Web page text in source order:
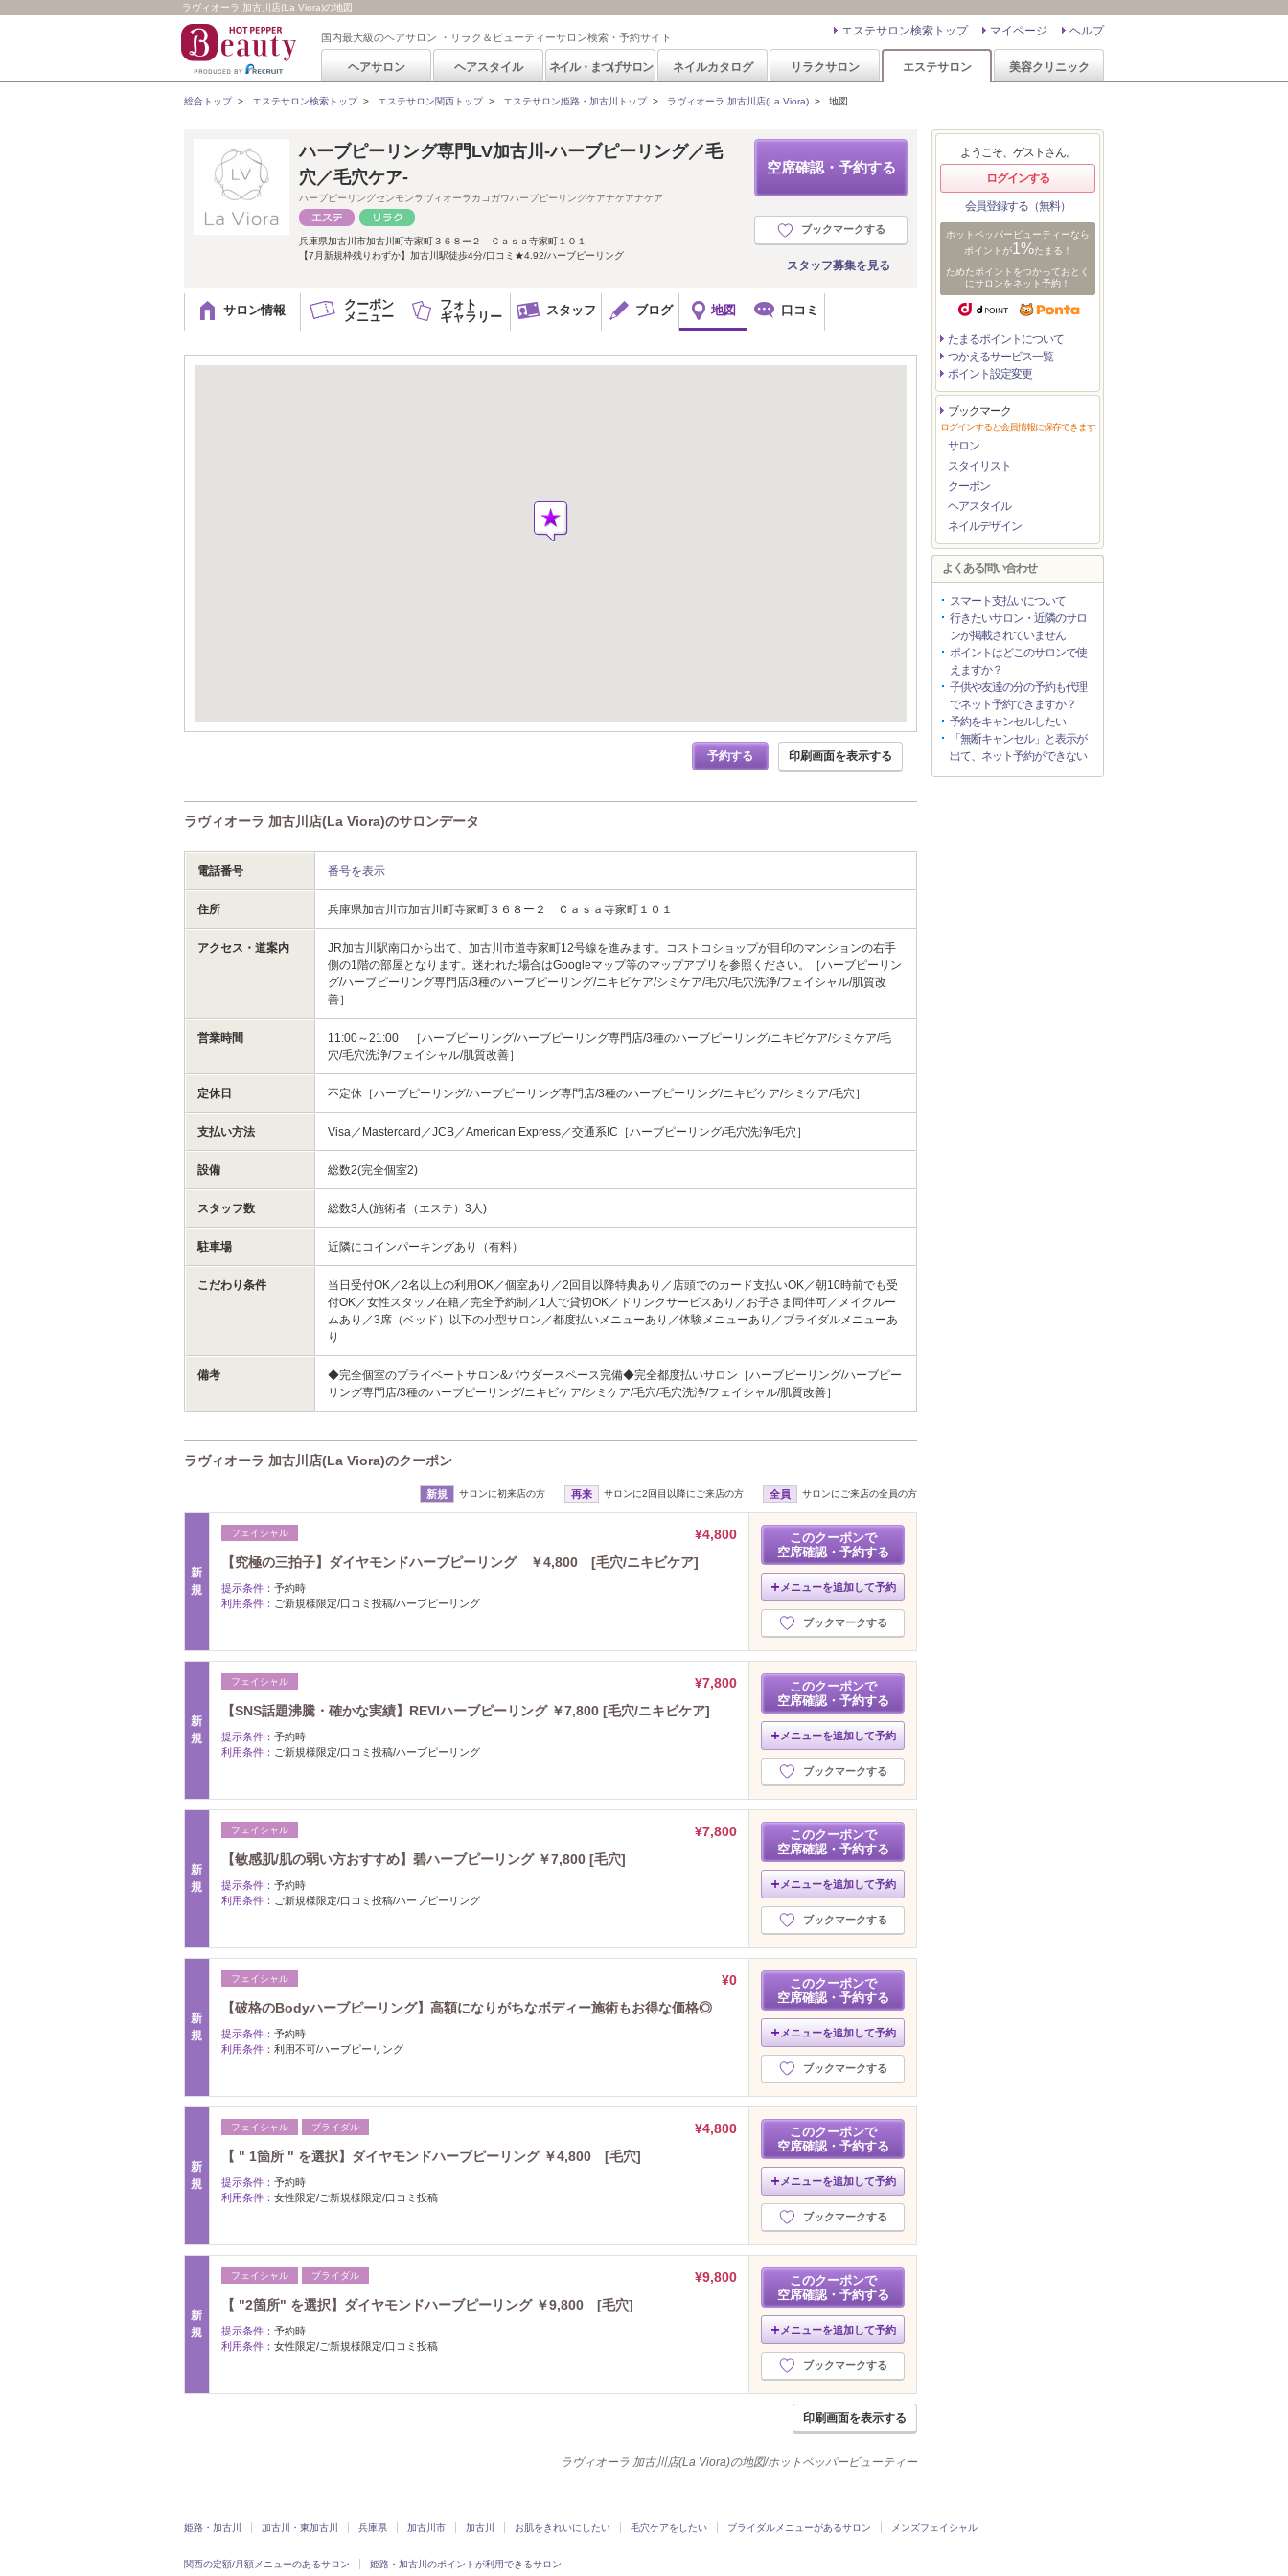
ラヴィオーラ 加古川店(La Viora)の地図
国内最大級のヘアサロン ・リラク＆ビューティーサロン検索・予約サイト ヘルプ
マイページ
エステサロン検索トップ
ヘアサロン ヘアスタイル ネイル・まつげサロン ネイルカタログ リラクサロン エステサロン 美容クリニック
総合トップ> エステサロン検索トップ> エステサロン関西トップ> エステサロン姫路・加古川トップ> ラヴィオーラ 加古川店(La Viora) > 地図
空席確認・予約する
ブックマークする
スタッフ募集を見る
ハーブピーリング専門LV加古川‐ハーブピーリング／毛
穴／毛穴ケア‐
ハーブピーリングセンモンラヴィオーラカコガワハーブピーリングケアナケアナケア
兵庫県加古川市加古川町寺家町３６８ー２ Ｃａｓａ寺家町１０１
【7月新規枠残りわずか】加古川駅徒歩4分/口コミ★4.92/ハーブピーリング
サロン情報
クーポン
メニュー
フォト
ギャラリー
スタッフ ブログ 地図 口コミ
予約する 印刷画面を表示する
ラヴィオーラ 加古川店(La Viora)のサロンデータ
電話番号 番号を表示
住所 兵庫県加古川市加古川町寺家町３６８ー２ Ｃａｓａ寺家町１０１
アクセス・道案内
JR加古川駅南口から出て、加古川市道寺家町12号線を進みます。コストコショップが目印のマンションの右手
側の1階の部屋となります。迷われた場合はGoogleマップ等のマップアプリを参照ください。［ハーブピーリン
グ/ハーブピーリング専門店/3種のハーブピーリング/ニキビケア/シミケア/毛穴/毛穴洗浄/フェイシャル/肌質改
善］
営業時間
11:00～21:00 ［ハーブピーリング/ハーブピーリング専門店/3種のハーブピーリング/ニキビケア/シミケア/毛
穴/毛穴洗浄/フェイシャル/肌質改善］
定休日 不定休［ハーブピーリング/ハーブピーリング専門店/3種のハーブピーリング/ニキビケア/シミケア/毛穴］
支払い方法 Visa／Mastercard／JCB／American Express／交通系IC［ハーブピーリング/毛穴洗浄/毛穴］
設備 総数2(完全個室2)
スタッフ数 総数3人(施術者（エステ）3人)
駐車場 近隣にコインパーキングあり（有料）
こだわり条件
当日受付OK／2名以上の利用OK／個室あり／2回目以降特典あり／店頭でのカード支払いOK／朝10時前でも受
付OK／女性スタッフ在籍／完全予約制／1人で貸切OK／ドリンクサービスあり／お子さま同伴可／メイクルー
ムあり／3席（ベッド）以下の小型サロン／都度払いメニューあり／体験メニューあり／ブライダルメニューあ
り
備考
◆完全個室のプライベートサロン&パウダースペース完備◆完全都度払いサロン［ハーブピーリング/ハーブピー
リング専門店/3種のハーブピーリング/ニキビケア/シミケア/毛穴/毛穴洗浄/フェイシャル/肌質改善］
ラヴィオーラ 加古川店(La Viora)のクーポン
新規 サロンに初来店の方 再来 サロンに2回目以降にご来店の方 全員 サロンにご来店の全員の方
新
規
フェイシャル
¥4,800
【究極の三拍子】ダイヤモンドハーブピーリング ￥4,800 [毛穴/ニキビケア]
提示条件： 予約時
利用条件： ご新規様限定/口コミ投稿/ハーブピーリング
このクーポンで
空席確認・予約する
メニューを追加して予約
ブックマークする
新
規
フェイシャル
¥7,800
【SNS話題沸騰・確かな実績】REVIハーブピーリング ￥7,800 [毛穴/ニキビケア]
提示条件： 予約時
利用条件： ご新規様限定/口コミ投稿/ハーブピーリング
このクーポンで
空席確認・予約する
メニューを追加して予約
ブックマークする
新
規
フェイシャル
¥7,800
【敏感肌/肌の弱い方おすすめ】碧ハーブピーリング ￥7,800 [毛穴]
提示条件： 予約時
利用条件： ご新規様限定/口コミ投稿/ハーブピーリング
このクーポンで
空席確認・予約する
メニューを追加して予約
ブックマークする
新
規
フェイシャル
¥0
【破格のBodyハーブピーリング】高額になりがちなボディー施術もお得な価格◎
提示条件： 予約時
利用条件： 利用不可/ハーブピーリング
このクーポンで
空席確認・予約する
メニューを追加して予約
ブックマークする
新
規
フェイシャル ブライダル
¥4,800
【 " 1箇所 " を選択】ダイヤモンドハーブピーリング ￥4,800 [毛穴]
提示条件： 予約時
利用条件： 女性限定/ご新規様限定/口コミ投稿
このクーポンで
空席確認・予約する
メニューを追加して予約
ブックマークする
新
規
フェイシャル ブライダル
¥9,800
【 "2箇所" を選択】ダイヤモンドハーブピーリング ￥9,800 [毛穴]
提示条件： 予約時
利用条件： 女性限定/ご新規様限定/口コミ投稿
このクーポンで
空席確認・予約する
メニューを追加して予約
ブックマークする
印刷画面を表示する
ラヴィオーラ 加古川店(La Viora)の地図/ホットペッパービューティー
ようこそ、ゲストさん。
ログインする
会員登録する（無料）
ホットペッパービューティーなら
ポイントが1%たまる！
ためたポイントをつかっておとく
にサロンをネット予約！
たまるポイントについて
つかえるサービス一覧
ポイント設定変更
ブックマーク
ログインすると会員情報に保存できます
サロン
スタイリスト
クーポン
ヘアスタイル
ネイルデザイン
よくある問い合わせ
スマート支払いについて
行きたいサロン・近隣のサロ
ンが掲載されていません
ポイントはどこのサロンで使
えますか？
子供や友達の分の予約も代理
でネット予約できますか？
予約をキャンセルしたい
「無断キャンセル」と表示が
出て、ネット予約ができない
姫路・加古川 加古川・東加古川 兵庫県 加古川市 加古川 お肌をきれいにしたい 毛穴ケアをしたい ブライダルメニューがあるサロン メンズフェイシャル
関西の定額/月額メニューのあるサロン 姫路・加古川のポイントが利用できるサロン